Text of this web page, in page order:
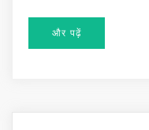
और पढ़ें